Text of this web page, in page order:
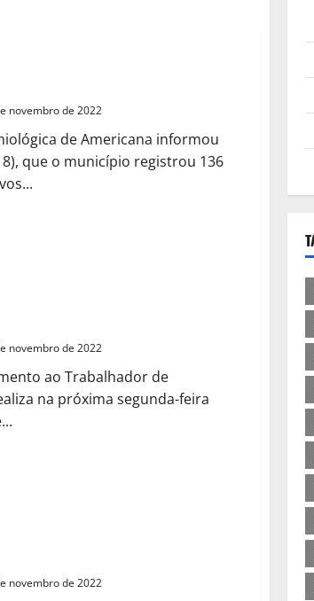
novembro de 2022
de Americana informou
que o município registrou 136
novembro de 2022
ao Trabalhador de
na próxima segunda-feira
novembro de 2022